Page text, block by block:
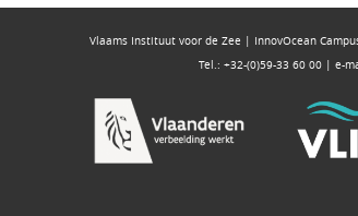
Vlaams Instituut voor de Zee | InnovOcean
Tel.: +32-(0)59-33 60 00 | e-